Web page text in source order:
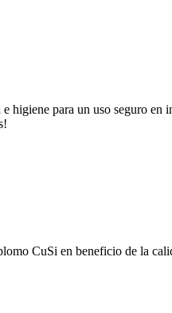
para un uso seguro en
CuSi en beneficio de la